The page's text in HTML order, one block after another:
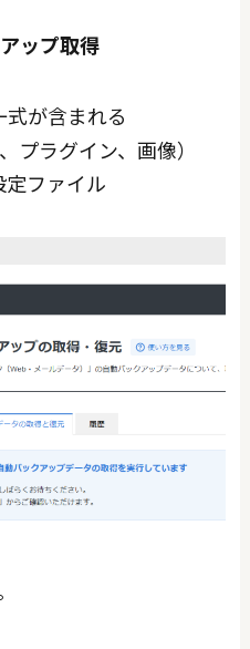
ップ取得
が含まれる
ラグイン、画像）
ファイル